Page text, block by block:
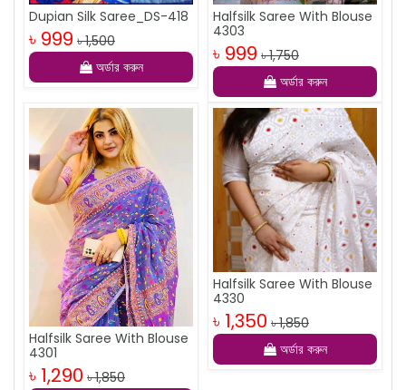
Dupian Silk Saree_DS-418
৳ 999 ৳ 1,500
অর্ডার করুন
Halfsilk Saree With Blouse
4303
৳ 999 ৳ 1,750
অর্ডার করুন
Halfsilk Saree With Blouse
4301
৳ 1,290 ৳ 1,850
Halfsilk Saree With Blouse
4330
৳ 1,350 ৳ 1,850
অর্ডার করুন